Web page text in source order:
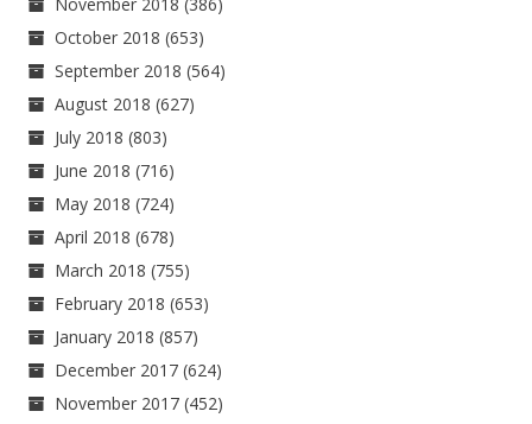
November 2018 (386)
October 2018 (653)
September 2018 (564)
August 2018 (627)
July 2018 (803)
June 2018 (716)
May 2018 (724)
April 2018 (678)
March 2018 (755)
February 2018 (653)
January 2018 (857)
December 2017 (624)
November 2017 (452)